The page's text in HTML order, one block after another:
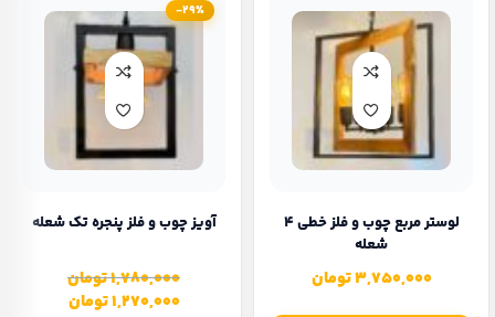
لوستر مربع چوب و فلز خطی ۴
شعله
3,750,000تومان
-29%
آویز چوب و فلز پنجره تک شعله
1,780,000تومان
1,270,000تومان